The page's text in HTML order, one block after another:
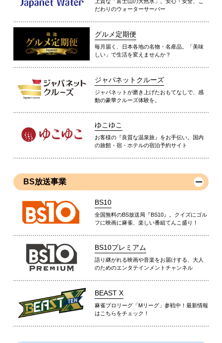
上質な「富士山の天然水」。安心・安全、こ
だわりのウォーターサーバー
グルメ定期便
毎月届く、日本各地の名物・名産品。「美味
しい」で生活を変えませんか？
ジャパネットクルーズ
ジャパネットが磨き上げたおもてなしで、感
動の豪華クルーズ体験を。
ゆこゆこ
お客様の『良質な温泉旅』をお手伝い。国内
の旅館・宿・ホテルの宿泊予約サイト
BS放送事業
BS10
全国無料のBS放送局『BS10』。クイズにゴル
フに映画に麻雀、楽しい番組てんこ盛り！
BS10プレミアム
語り継がれる映画や音楽をお届けする、大人
のためのエンタテインメントチャンネル
BEAST X
麻雀プロリーグ「Mリーグ」参戦中！最新情報
はこちらをチェック！